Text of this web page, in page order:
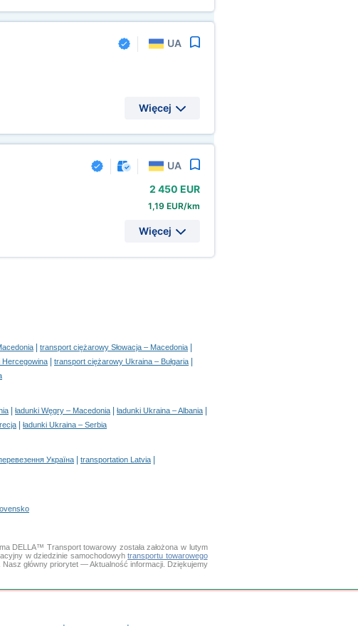
UA
Więcej
UA
2 450 EUR
1,19 EUR/km
Więcej
transport ciężarowy Słowacja – Macedonia
transport ciężarowy Ukraina – Bułgaria
ładunki Węgry – Macedonia ładunki Ukraina – Albania
ładunki Ukraina – Serbia
Україна transportation Latvia
DELLA™ Transport towarowy została założona w lutym
w dziedzinie samochodowyhtransportu towarowego
główny priorytet — Aktualność informacji. Dziękujemy